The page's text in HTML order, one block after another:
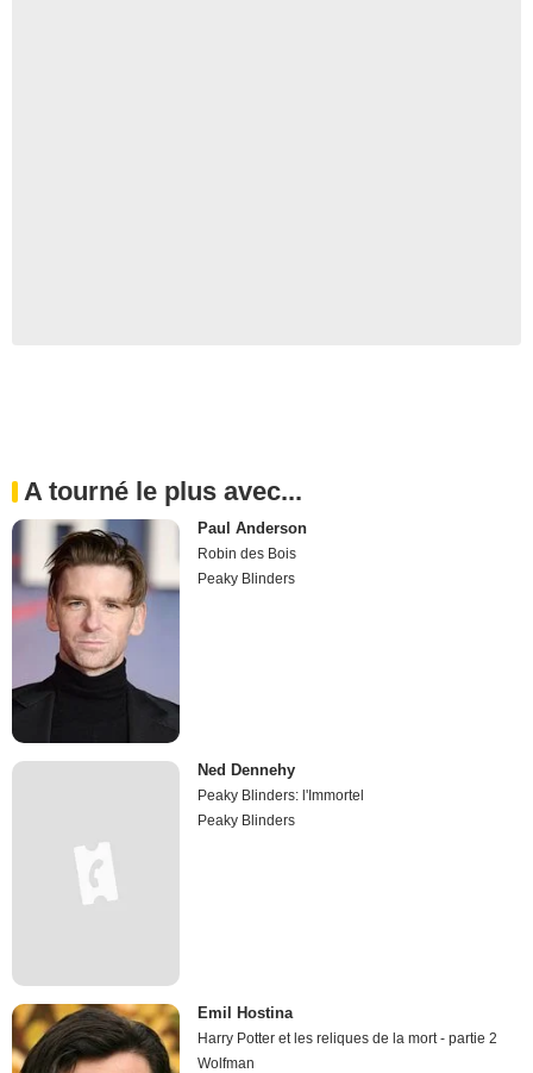
A tourné le plus avec...
Paul Anderson
Robin des Bois
Peaky Blinders
Ned Dennehy
Peaky Blinders: l'Immortel
Peaky Blinders
Emil Hostina
Harry Potter et les reliques de la mort - partie 2
Wolfman